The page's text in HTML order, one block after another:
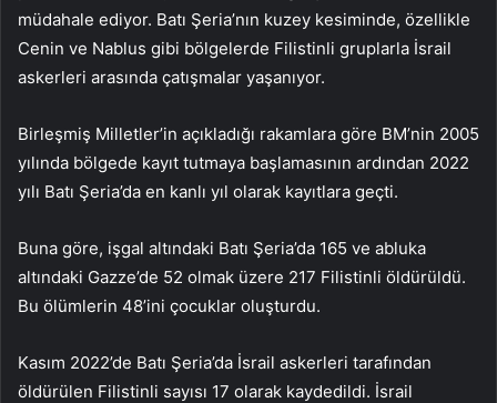
müdahale ediyor. Batı Şeria’nın kuzey kesiminde, özellikle
Cenin ve Nablus gibi bölgelerde Filistinli gruplarla İsrail
askerleri arasında çatışmalar yaşanıyor.
Birleşmiş Milletler’in açıkladığı rakamlara göre BM’nin 2005
yılında bölgede kayıt tutmaya başlamasının ardından 2022
yılı Batı Şeria’da en kanlı yıl olarak kayıtlara geçti.
Buna göre, işgal altındaki Batı Şeria’da 165 ve abluka
altındaki Gazze’de 52 olmak üzere 217 Filistinli öldürüldü.
Bu ölümlerin 48’ini çocuklar oluşturdu.
Kasım 2022’de Batı Şeria’da İsrail askerleri tarafından
öldürülen Filistinli sayısı 17 olarak kaydedildi. İsrail